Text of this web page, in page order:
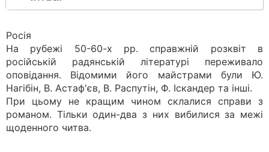
Росія
На рубежі 50-60-х pp. справжній розквіт в
російській радянській літературі переживало
оповідання. Відомими його майстрами були Ю.
Нагібін, В. Астаф'єв, В. Распутін, Ф. Іскандер та інші.
При цьому не кращим чином склалися справи з
романом. Тільки один-два з них вибилися за межі
щоденного читва.